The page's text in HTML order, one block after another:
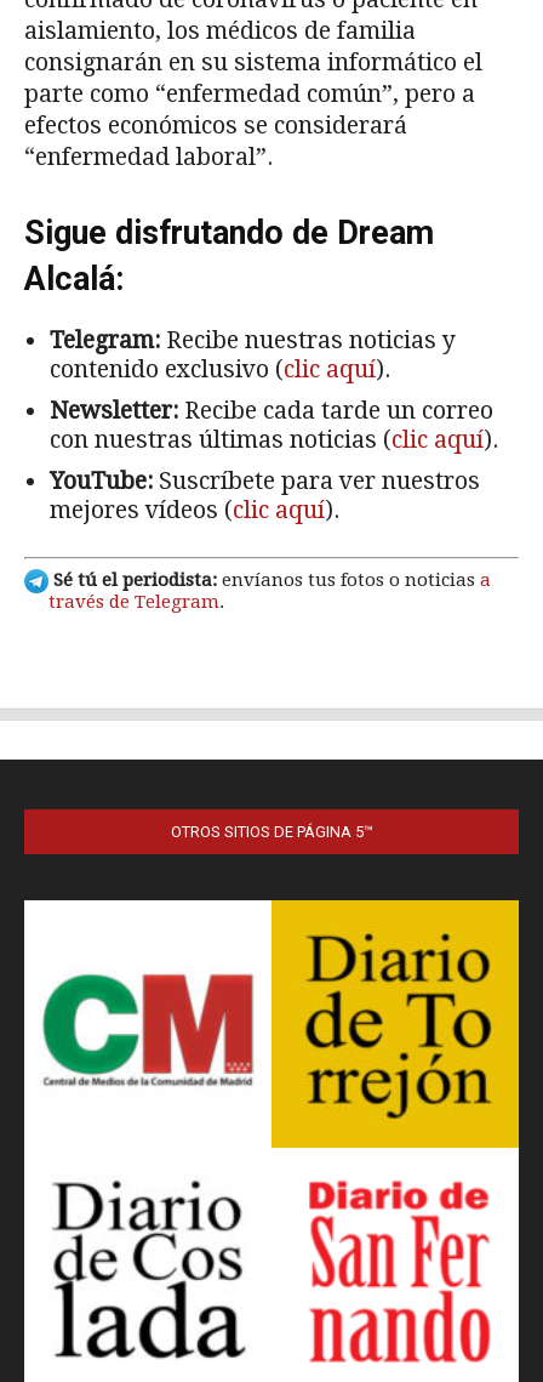
OTROS SITIOS DE PÁGINA 5™